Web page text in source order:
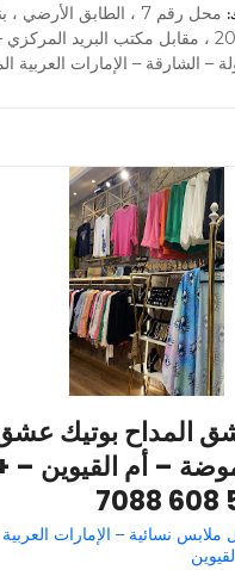
محل رقم 7 ، الطابق
2000 ، مقابل مكتب البريد
– الشارقة – الإمارات العربية
المداح بوتيك
نسائية – الإمارات